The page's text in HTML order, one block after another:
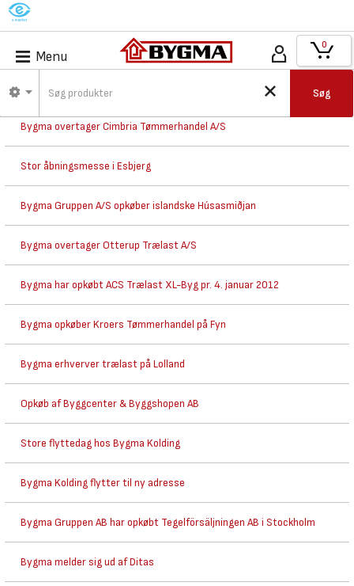
M
Menu
Søg
0
Bygma overtager H.O. Birksted A/S
Bygma overtager Cimbria Tømmerhandel A/S
Stor åbningsmesse i Esbjerg
Bygma Gruppen A/S opkøber islandske Húsasmiðjan
Bygma overtager Otterup Trælast A/S
Bygma har opkøbt ACS Trælast XL-Byg pr. 4. januar 2012
Bygma opkøber Kroers Tømmerhandel på Fyn
Bygma erhverver trælast på Lolland
Opkøb af Byggcenter & Byggshopen AB
Store flyttedag hos Bygma Kolding
Bygma Kolding flytter til ny adresse
Bygma Gruppen AB har opkøbt Tegelförsäljningen AB i Stockholm
Bygma melder sig ud af Ditas